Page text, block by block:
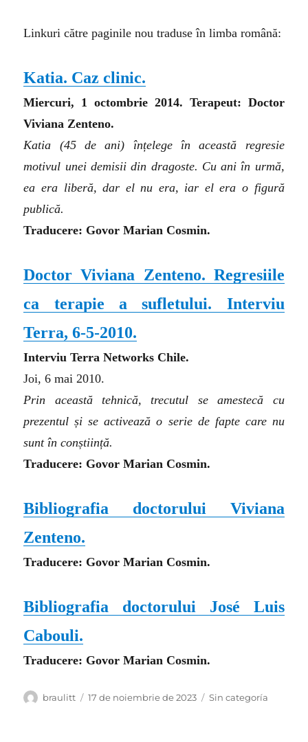
Linkuri către paginile nou traduse în limba română:
Katia. Caz clinic.
Miercuri, 1 octombrie 2014. Terapeut: Doctor
Viviana Zenteno.
Katia (45 de ani) înțelege în această regresie
motivul unei demisii din dragoste. Cu ani în urmă,
ea era liberă, dar el nu era, iar el era o figură
publică.
Traducere: Govor Marian Cosmin.
Doctor Viviana Zenteno. Regresiile
ca terapie a sufletului. Interviu
Terra, 6-5-2010.
Interviu Terra Networks Chile.
Joi, 6 mai 2010.
Prin această tehnică, trecutul se amestecă cu
prezentul și se activează o serie de fapte care nu
sunt în conștiință.
Traducere: Govor Marian Cosmin.
Bibliografia doctorului Viviana
Zenteno.
Traducere: Govor Marian Cosmin.
Bibliografia doctorului José Luis
Cabouli.
Traducere: Govor Marian Cosmin.
Autor
braulitt
Publicat
17 de noiembrie de 2023 Categorii
Sin categoría